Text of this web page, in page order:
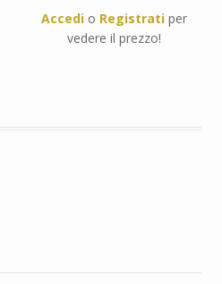
Accedi o Registrati per
vedere il prezzo!